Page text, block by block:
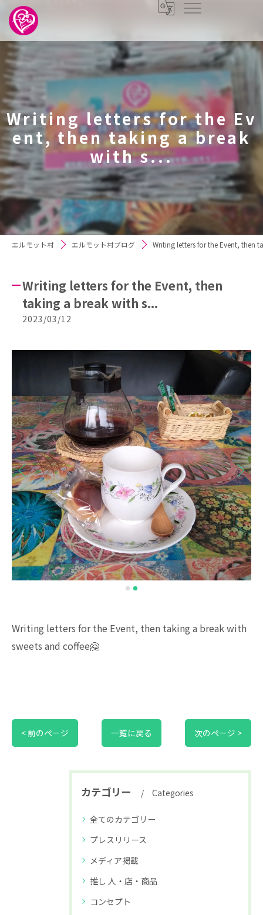
Writing letters for the Ev
ent, then taking a break
with s...
エルモット村 エルモット村ブログ Writing letters for the Event, then
Writing letters for the Event, then
taking a break with s...
2023/03/12
Writing letters for the Event, then taking a break with
sweets and coffee🤗
< 前のページ 一覧に戻る 次のページ >
カテゴリー Categories
全てのカテゴリー
プレスリリース
メディア掲載
推し 人・店・商品
コンセプト